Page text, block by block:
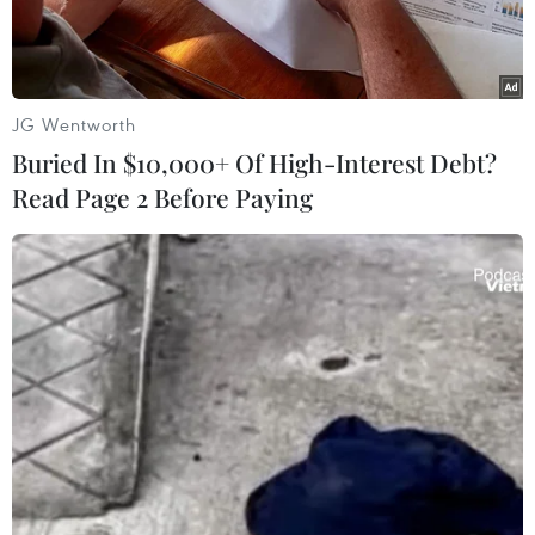
Thời tiết lạnh bất thường tại Texas ảnh hưởng tới hoạt động
khai thác dầu tại đây. (Ảnh: Bloomberg)
Trong phiên giao dịch sáng 22/2, giá dầu tăng
trên thị trường châu Á do sự phục hồi chậm
trong sản lượng dầu thô của Mỹ đã làm dấy lên
những lo ngại về nguồn cung, khi nhu cầu đang
JG Wentworth
Buried In $10,000+ Of High-Interest Debt?
Read Page 2 Before Paying